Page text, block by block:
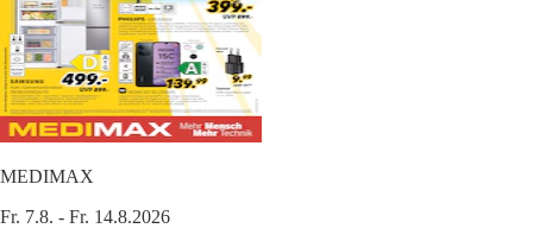
MEDIMAX
Fr. 7.8. - Fr. 14.8.2026